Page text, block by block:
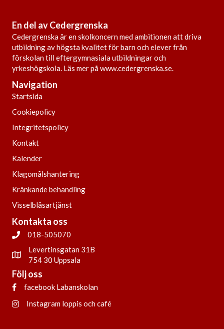
En del av Cedergrenska
Cedergrenska är en skolkoncern med ambitionen att driva
utbildning av högsta kvalitet för barn och elever från
förskolan till eftergymnasiala utbildningar och
yrkeshögskola. Läs mer påwww.cedergrenska.se
Navigation
Startsida
Cookiepolicy
Integritetspolicy
Kontakt
Kalender
Klagomålshantering
Kränkande behandling
Visselblåsartjänst
Kontakta oss
018-505070
Levertinsgatan 31B
754 30 Uppsala
Följ oss
facebook Labanskolan
Instagram loppis och café